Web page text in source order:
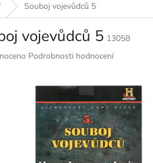
Souboj vojevůdců 5
vojevůdců 5 13058
Podrobnosti hodnocení